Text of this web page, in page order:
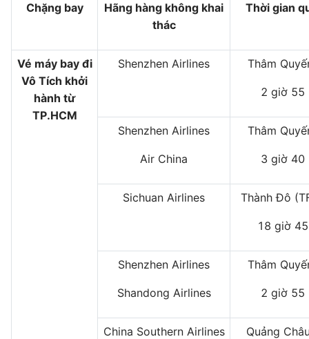
Chặng bay
Hãng hàng không khai
thác
Thời gian
Vé máy bay đi
Vô Tích khởi
hành từ
TP.HCM
Shenzhen Airlines Thâm
2 giờ 55
Shenzhen Airlines
Air China
Thâm
3 giờ 40
Sichuan Airlines Thành Đô
18 giờ
Shenzhen Airlines
Shandong Airlines
Thâm
2 giờ 55
China Southern Airlines Quảng